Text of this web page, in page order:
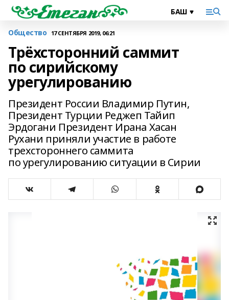
Общество 17 СЕНТЯБРЯ 2019, 06:21
Трёхсторонний саммит
по сирийскому
урегулированию
Президент России Владимир Путин,
Президент Турции Реджеп Тайип
Эрдогани Президент Ирана Хасан
Рухани приняли участие в работе
трехстороннего саммита
по урегулированию ситуации в Сирии